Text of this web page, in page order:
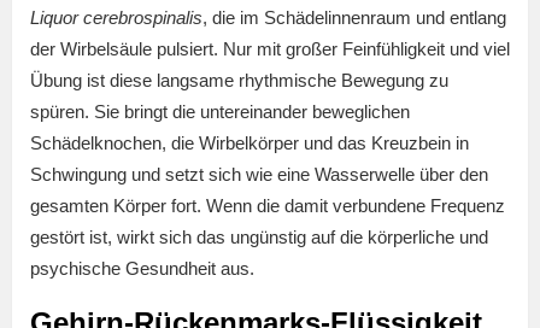
Liquor cerebrospinalis, die im Schädelinnenraum und entlang
der Wirbelsäule pulsiert. Nur mit großer Feinfühligkeit und viel
Übung ist diese langsame rhythmische Bewegung zu
spüren. Sie bringt die untereinander beweglichen
Schädelknochen, die Wirbelkörper und das Kreuzbein in
Schwingung und setzt sich wie eine Wasserwelle über den
gesamten Körper fort. Wenn die damit verbundene Frequenz
gestört ist, wirkt sich das ungünstig auf die körperliche und
psychische Gesundheit aus.